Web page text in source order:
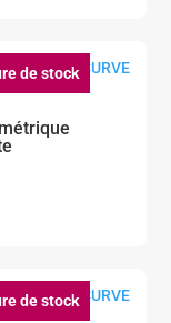
de stock
de stock